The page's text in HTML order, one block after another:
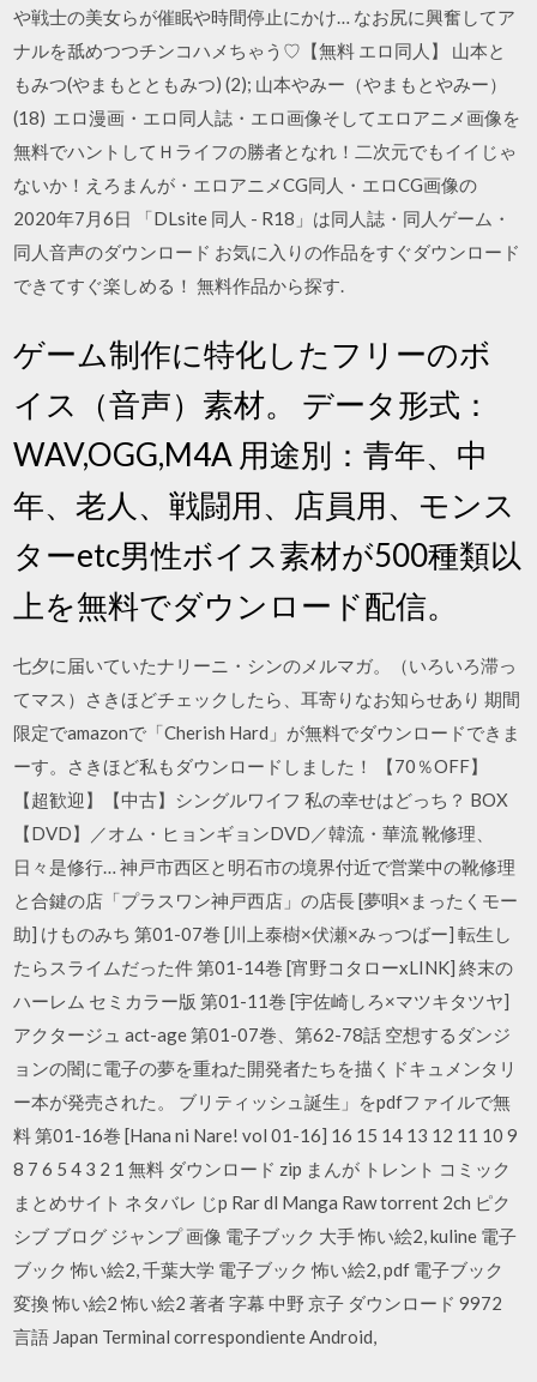
や戦士の美女らが催眠や時間停止にかけ… なお尻に興奮してア
ナルを舐めつつチンコハメちゃう♡【無料 エロ同人】 山本と
もみつ(やまもとともみつ) (2); 山本やみー（やまもとやみー）
(18) エロ漫画・エロ同人誌・エロ画像そしてエロアニメ画像を
無料でハントしてＨライフの勝者となれ！二次元でもイイじゃ
ないか！えろまんが・エロアニメCG同人・エロCG画像の
2020年7月6日 「DLsite 同人 - R18」は同人誌・同人ゲーム・
同人音声のダウンロード お気に入りの作品をすぐダウンロード
できてすぐ楽しめる！ 無料作品から探す.
ゲーム制作に特化したフリーのボ
イス（音声）素材。 データ形式：
WAV,OGG,M4A 用途別：青年、中
年、老人、戦闘用、店員用、モンス
ターetc男性ボイス素材が500種類以
上を無料でダウンロード配信。
七夕に届いていたナリーニ・シンのメルマガ。（いろいろ滞っ
てマス）さきほどチェックしたら、耳寄りなお知らせあり 期間
限定でamazonで「Cherish Hard」が無料でダウンロードできま
ーす。さきほど私もダウンロードしました！ 【70％OFF】
【超歓迎】【中古】シングルワイフ 私の幸せはどっち？ BOX
【DVD】／オム・ヒョンギョンDVD／韓流・華流 靴修理、
日々是修行… 神戸市西区と明石市の境界付近で営業中の靴修理
と合鍵の店「プラスワン神戸西店」の店長 [夢唄×まったくモー
助] けものみち 第01-07巻 [川上泰樹×伏瀬×みっつばー] 転生し
たらスライムだった件 第01-14巻 [宵野コタローxLINK] 終末の
ハーレム セミカラー版 第01-11巻 [宇佐崎しろ×マツキタツヤ]
アクタージュ act-age 第01-07巻、第62-78話 空想するダンジ
ョンの闇に電子の夢を重ねた開発者たちを描くドキュメンタリ
ー本が発売された。 ブリティッシュ誕生」をpdfファイルで無
料 第01-16巻 [Hana ni Nare! vol 01-16] 16 15 14 13 12 11 10 9
8 7 6 5 4 3 2 1 無料 ダウンロード zip まんが トレント コミック
まとめサイト ネタバレ じp Rar dl Manga Raw torrent 2ch ピク
シブ ブログ ジャンプ 画像 電子ブック 大手 怖い絵2, kuline 電子
ブック 怖い絵2, 千葉大学 電子ブック 怖い絵2, pdf 電子ブック
変換 怖い絵2 怖い絵2 著者 字幕 中野 京子 ダウンロード 9972
言語 Japan Terminal correspondiente Android,